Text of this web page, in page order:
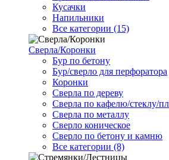
Кусачки
Напильники
Все категории (15)
Сверла/Коронки
Бур по бетону
Бур/сверло для перфоратора
Коронки
Сверла по дереву
Сверла по кафелю/стеклу/
Сверла по металлу
Сверло коническое
Сверло по бетону и камню
Все категории (8)